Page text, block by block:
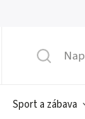
Sport a zábava